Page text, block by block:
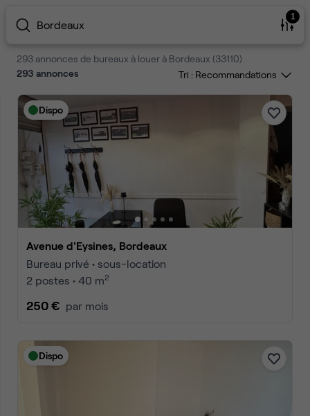
Bordeaux
1
293 annonces de bureaux à louer à Bordeaux (33110)
293 annonces Tri :
Dispo
Avenue d'Eysines, Bordeaux
Bureau privé • sous-location
2 postes • 40 m2
250 € par mois
Dispo